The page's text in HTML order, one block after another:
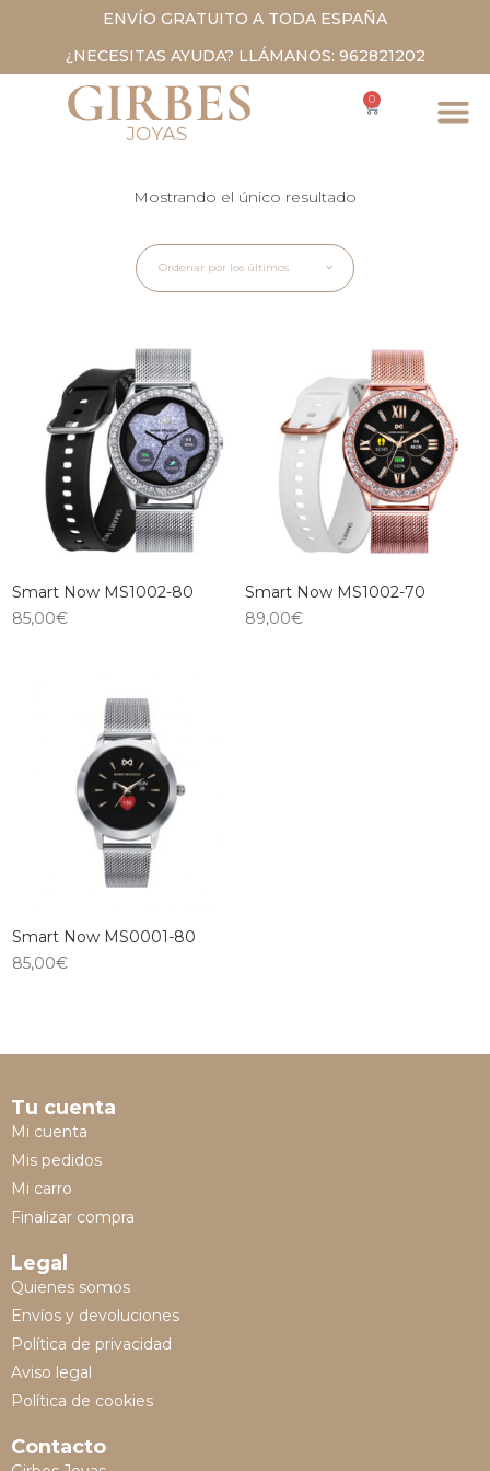
ENVÍO GRATUITO A TODA ESPAÑA
¿NECESITAS AYUDA? LLÁMANOS: 962821202
0
Mostrando el único resultado
Ordenar por los últimos
Smart Now MS1002-80
85,00€
Smart Now MS1002-70
89,00€
Smart Now MS0001-80
85,00€
Tu cuenta
Mi cuenta
Mis pedidos
Mi carro
Finalizar compra
Legal
Quienes somos
Envíos y devoluciones
Política de privacidad
Aviso legal
Política de cookies
Contacto